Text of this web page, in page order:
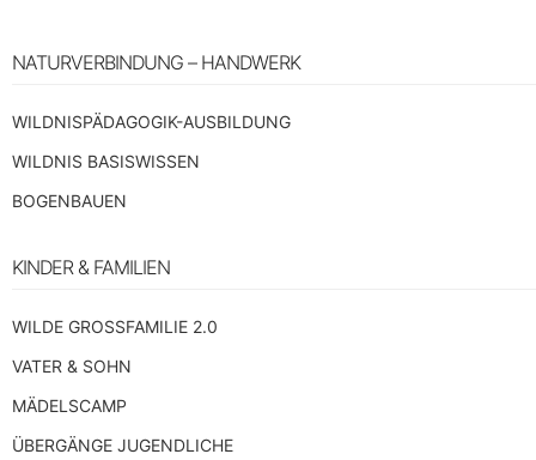
NATURVERBINDUNG – HANDWERK
WILDNISPÄDAGOGIK-AUSBILDUNG
WILDNIS BASISWISSEN
BOGENBAUEN
KINDER & FAMILIEN
WILDE GROSSFAMILIE 2.0
VATER & SOHN
MÄDELSCAMP
ÜBERGÄNGE JUGENDLICHE